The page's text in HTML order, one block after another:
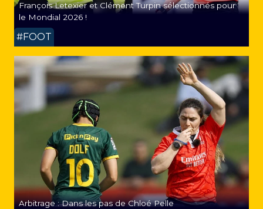
François Letexier et Clément Turpin sélectionnés pour
le Mondial 2026 !
#FOOT
Arbitrage : Dans les pas de Chloé Pelle